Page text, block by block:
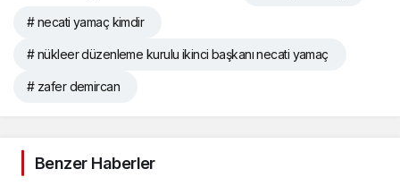
# necati yamaç kimdir
# nükleer düzenleme kurulu ikinci başkanı necati yamaç
# zafer demircan
Benzer Haberler